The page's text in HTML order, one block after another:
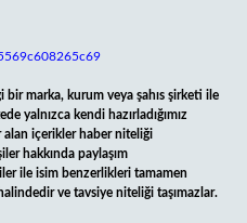
bir marka, kurum veya şahıs şirketi ile
yalnızca kendi hazırladığımız
alan içerikler haber niteliği
hakkında paylaşım
ile isim benzerlikleri tamamen
ve tavsiye niteliği taşımazlar.